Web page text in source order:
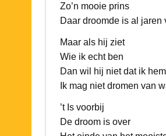
Zo’n mooie prins
Daar droomde is al jaren
Maar als hij ziet
Wie ik echt ben
Dan wil hij niet dat ik
Ik mag niet dromen van
’t Is voorbij
De droom is over